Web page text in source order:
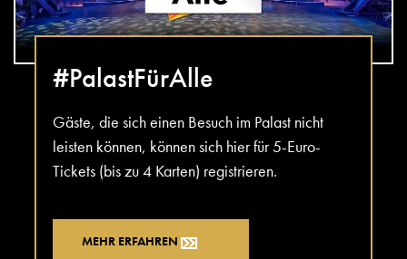
#PalastFürAlle
Gäste, die sich einen Besuch im Palast nicht
leisten können, können sich hier für 5-Euro-
Tickets (bis zu 4 Karten) registrieren.
MEHR ERFAHREN